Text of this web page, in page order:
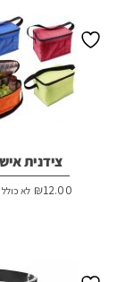
צידנית
₪12.00 לא